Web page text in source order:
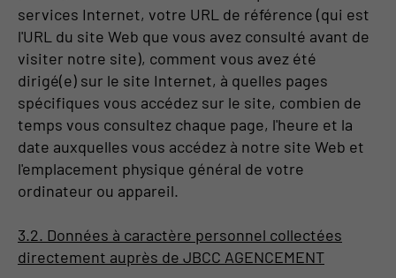
services Internet, votre URL de référence (qui est
l'URL du site Web que vous avez consulté avant de
visiter notre site), comment vous avez été
dirigé(e) sur le site Internet, à quelles pages
spécifiques vous accédez sur le site, combien de
temps vous consultez chaque page, l'heure et la
date auxquelles vous accédez à notre site Web et
l'emplacement physique général de votre
ordinateur ou appareil.
3.2. Données à caractère personnel collectées
directement auprès de JBCC AGENCEMENT